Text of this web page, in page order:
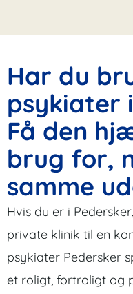
Har du
psykiater
Få den
brug for,
samme
Hvis du er i
private klinik til en
psykiater Pedersker
et roligt, fortroligt og